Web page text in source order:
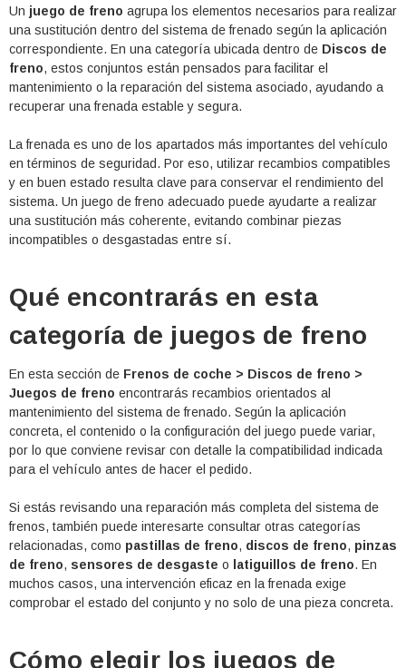
Un juego de freno agrupa los elementos necesarios para realizar
una sustitución dentro del sistema de frenado según la aplicación
correspondiente. En una categoría ubicada dentro de Discos de
freno, estos conjuntos están pensados para facilitar el
mantenimiento o la reparación del sistema asociado, ayudando a
recuperar una frenada estable y segura.
La frenada es uno de los apartados más importantes del vehículo
en términos de seguridad. Por eso, utilizar recambios compatibles
y en buen estado resulta clave para conservar el rendimiento del
sistema. Un juego de freno adecuado puede ayudarte a realizar
una sustitución más coherente, evitando combinar piezas
incompatibles o desgastadas entre sí.
Qué encontrarás en esta
categoría de juegos de freno
En esta sección de Frenos de coche > Discos de freno >
Juegos de freno encontrarás recambios orientados al
mantenimiento del sistema de frenado. Según la aplicación
concreta, el contenido o la configuración del juego puede variar,
por lo que conviene revisar con detalle la compatibilidad indicada
para el vehículo antes de hacer el pedido.
Si estás revisando una reparación más completa del sistema de
frenos, también puede interesarte consultar otras categorías
relacionadas, como pastillas de freno, discos de freno, pinzas
de freno, sensores de desgaste o latiguillos de freno. En
muchos casos, una intervención eficaz en la frenada exige
comprobar el estado del conjunto y no solo de una pieza concreta.
Cómo elegir los juegos de